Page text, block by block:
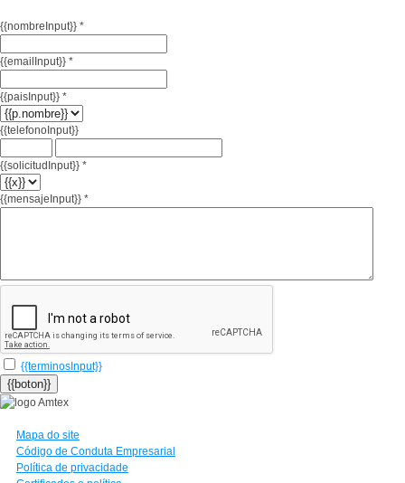
{{nombreInput}} *
{{emailInput}} *
{{paisInput}} *
{{telefonoInput}}
{{solicitudInput}} *
{{mensajeInput}} *
{{terminosInput}}
Mapa do site
Código de Conduta Empresarial
Política de privacidade